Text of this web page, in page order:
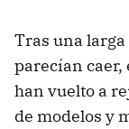
Tras una
parecían caer,
han vuelto a
de modelos y